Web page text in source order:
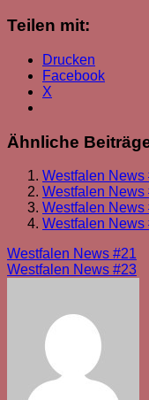
Teilen mit:
Drucken
Facebook
X
Ähnliche
Westfalen News
Westfalen News
Westfalen News
Westfalen News
Westfalen News #21
Westfalen News #23